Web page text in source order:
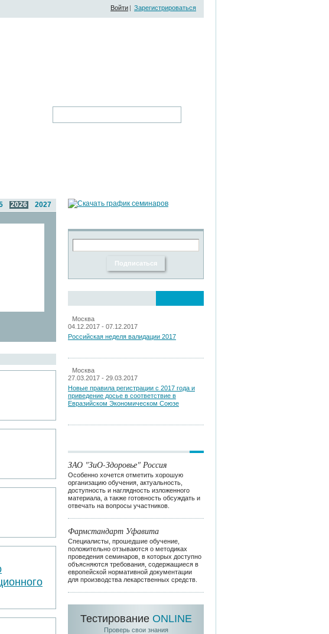
Войти | Зарегистрироваться
2027
2026
Москва
04.12.2017 - 07.12.2017
Российская неделя валидации 2017
Москва
27.03.2017 - 29.03.2017
Новые правила регистрации c 2017 года и
приведение досье в соответствие в
Евразийском Экономическом Союзе
ЗАО "ЗиО-Здоровье" Россия
Особенно хочется отметить хорошую
организацию обучения, актуальность,
доступность и наглядность изложенного
материала, а также готовность обсуждать и
отвечать на вопросы участников.
Фармстандарт Уфавита
Специалисты, прошедшие обучение,
положительно отзываются о методиках
проведения семинаров, в которых доступно
объясняются требования, содержащиеся в
европейской нормативной документации
для производства лекарственных средств.
Тестирование ONLINE
Проверь свои знания